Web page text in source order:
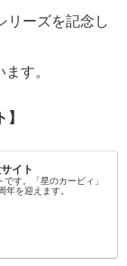
リーズを記念し
す。
イト
です。「星のカービィ」
を迎えます。